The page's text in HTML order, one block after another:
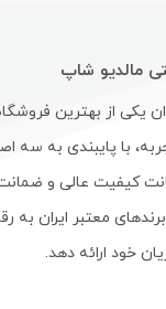
مالدیو شاپ
یکی از بهترین
با پایبندی به سه
کیفیت عالی و
معتبر ایران به
خود ارائه دهد.